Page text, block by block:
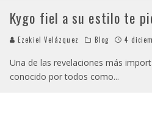
Kygo fiel a su estilo te
Ezekiel Velázquez Blog 4
Una de las revelaciones más
conocido por todos como...